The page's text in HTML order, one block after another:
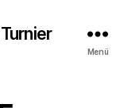
Menü